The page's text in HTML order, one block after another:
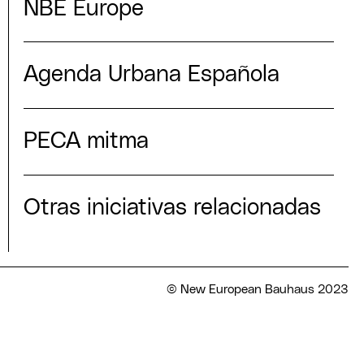
NBE Europe
Agenda Urbana Española
PECA mitma
Otras iniciativas relacionadas
© New European Bauhaus 2023